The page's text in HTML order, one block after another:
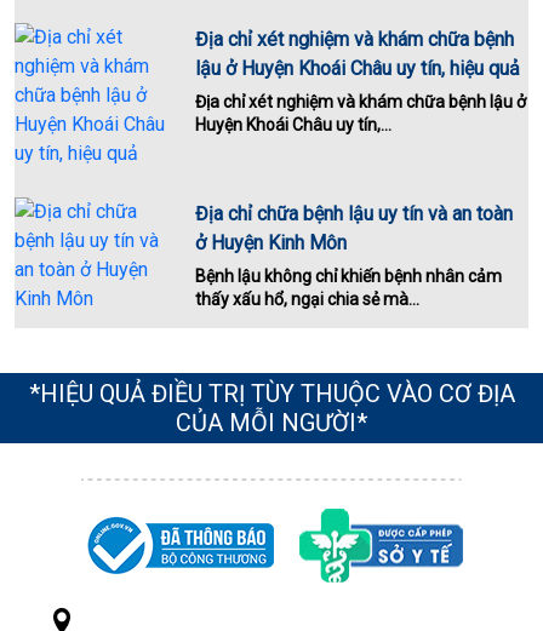
Địa chỉ xét nghiệm và khám chữa bệnh
lậu ở Huyện Khoái Châu uy tín, hiệu quả
Địa chỉ xét nghiệm và khám chữa bệnh lậu ở
Huyện Khoái Châu uy tín,...
Địa chỉ chữa bệnh lậu uy tín và an toàn
ở Huyện Kinh Môn
Bệnh lậu không chỉ khiến bệnh nhân cảm
thấy xấu hổ, ngại chia sẻ mà...
*HIỆU QUẢ ĐIỀU TRỊ TÙY THUỘC VÀO CƠ ĐỊA
CỦA MỖI NGƯỜI*